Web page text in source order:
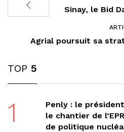
Sinay, le Bid
Agrial poursuit sa
TOP 5
1
Penly : le
le chantier de
de politique